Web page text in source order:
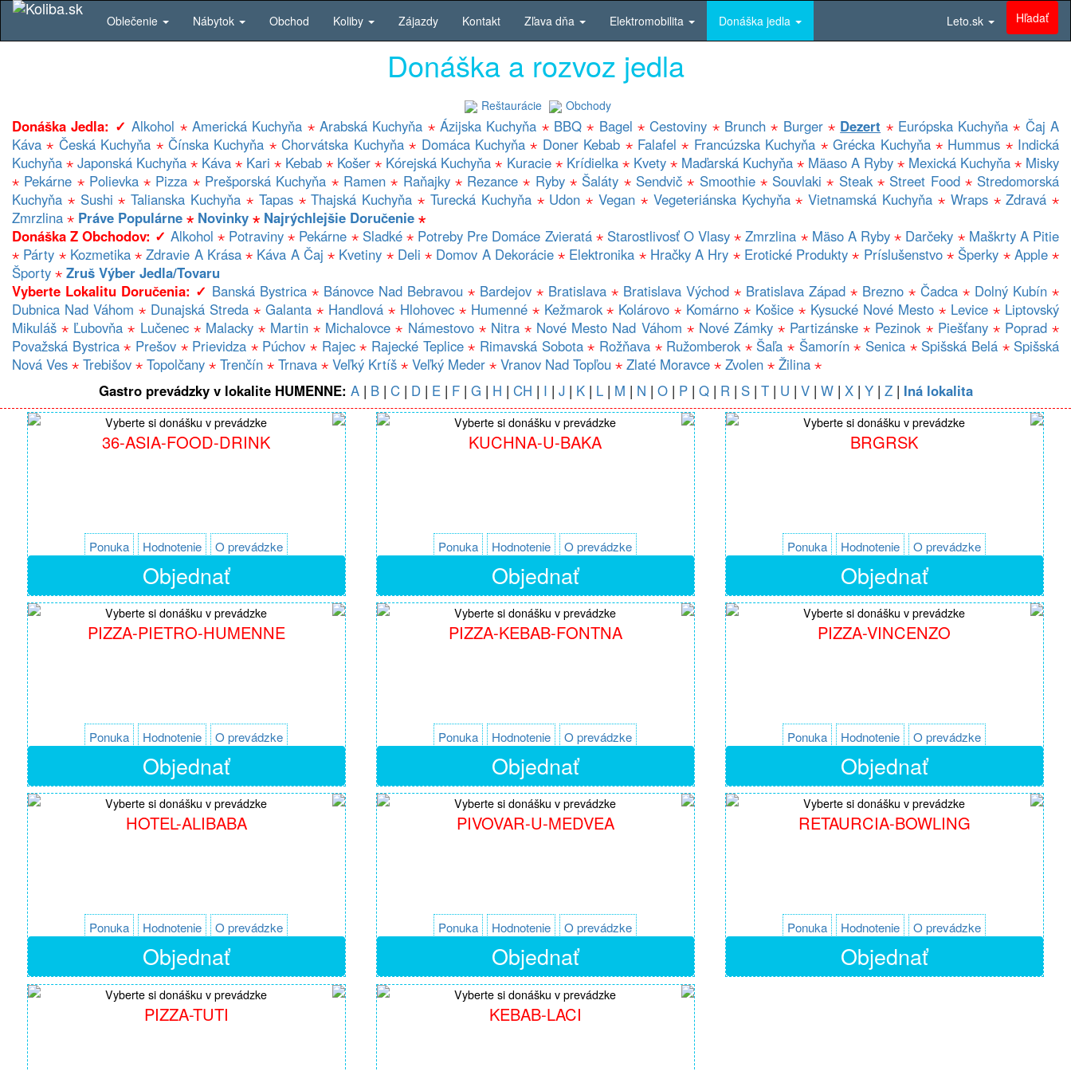
Oblečenie Nábytok Obchod Koliby Zájazdy Kontakt Zľava dňa Elektromobilita Donáška jedla Leto.sk Hľadať
Donáška a rozvoz jedla
Reštaurácie Obchody
Donáška Jedla: ✓Alkohol ⋆ Americká Kuchyňa ⋆ Arabská Kuchyňa ⋆ Ázijska Kuchyňa ⋆ BBQ⋆ Bagel ⋆Cestoviny ⋆ Brunch⋆ Burger⋆ Dezert ⋆ Európska Kuchyňa ⋆ Čaj A
Káva ⋆ Česká Kuchyňa ⋆Čínska Kuchyňa ⋆Chorvátska Kuchyňa⋆ Domáca Kuchyňa ⋆ Doner Kebab ⋆ Falafel ⋆ Francúzska Kuchyňa ⋆Grécka Kuchyňa⋆ Hummus ⋆ Indická
Kuchyňa ⋆Japonská Kuchyňa ⋆ Káva ⋆ Kari ⋆ Kebab ⋆ Košer ⋆ Kórejská Kuchyňa ⋆ Kuracie⋆ Krídielka⋆ Kvety⋆ Maďarská Kuchyňa⋆ Mäaso A Ryby⋆ Mexická Kuchyňa⋆ Misky
⋆ Pekárne ⋆ Polievka⋆ Pizza ⋆ Prešporská Kuchyňa ⋆ Ramen⋆ Raňajky⋆ Rezance ⋆ Ryby⋆ Šaláty ⋆ Sendvič⋆ Smoothie⋆ Souvlaki ⋆ Steak⋆ Street Food⋆ Stredomorská
Kuchyňa ⋆ Sushi ⋆Talianska Kuchyňa ⋆ Tapas⋆Thajská Kuchyňa ⋆ Turecká Kuchyňa⋆ Udon ⋆Vegan ⋆ Vegeteriánska Kychyňa⋆Vietnamská Kuchyňa ⋆ Wraps⋆Zdravá ⋆
Zmrzlina ⋆ Práve Populárne ⋆ Novinky ⋆ Najrýchlejšie Doručenie ⋆
Donáška Z Obchodov: ✓ Alkohol ⋆ Potraviny ⋆ Pekárne ⋆ Sladké⋆ Potreby Pre Domáce Zvieratá⋆ Starostlivosť O Vlasy ⋆Zmrzlina ⋆ Mäso A Ryby ⋆ Darčeky ⋆ Maškrty A Pitie
⋆ Párty ⋆ Kozmetika⋆Zdravie A Krása⋆ Káva A Čaj ⋆ Kvetiny ⋆ Deli ⋆ Domov A Dekorácie⋆ Elektronika ⋆ Hračky A Hry ⋆ Erotické Produkty ⋆ Príslušenstvo⋆ Šperky ⋆ Apple⋆
Športy ⋆ Zruš Výber Jedla/tovaru
Vyberte Lokalitu Doručenia: ✓ Banská Bystrica ⋆ Bánovce Nad Bebravou ⋆ Bardejov ⋆ Bratislava ⋆ Bratislava Východ ⋆ Bratislava Západ ⋆ Brezno ⋆ Čadca ⋆ Dolný Kubín ⋆
Dubnica Nad Váhom ⋆ Dunajská Streda⋆ Galanta⋆ Handlová⋆ Hlohovec⋆ Humenné⋆ Kežmarok⋆ Kolárovo ⋆ Komárno ⋆ Košice ⋆ Kysucké Nové Mesto ⋆ Levice ⋆ Liptovský
Mikuláš ⋆ Ľubovňa ⋆ Lučenec⋆ Malacky⋆ Martin ⋆ Michalovce ⋆ Námestovo⋆ Nitra⋆ Nové Mesto Nad Váhom ⋆ Nové Zámky⋆ Partizánske ⋆ Pezinok⋆ Piešťany⋆ Poprad⋆
Považská Bystrica⋆ Prešov⋆ Prievidza ⋆ Púchov ⋆ Rajec⋆ Rajecké Teplice⋆ Rimavská Sobota⋆ Rožňava⋆ Ružomberok⋆ Šaľa ⋆ Šamorín⋆ Senica ⋆ Spišská Belá⋆ Spišská
Nová Ves ⋆ Trebišov ⋆ Topolčany ⋆ Trenčín ⋆ Trnava ⋆ Veľký Krtíš ⋆ Veľký Meder ⋆ Vranov Nad Topľou ⋆ Zlaté Moravce ⋆ Zvolen ⋆ Žilina ⋆
Gastro prevádzky v lokalite HUMENNE: A| B| C| D| E| F| G | H | CH | I | J| K| L| M | N | O| P| Q| R| S| T| U | V| W| X| Y| Z| Iná lokalita
Vyberte si donášku v prevádzke
36-ASIA-FOOD-DRINK
Ponuka Hodnotenie O prevádzke
Objednať
Vyberte si donášku v prevádzke
KUCHNA-U-BAKA
Ponuka Hodnotenie O prevádzke
Objednať
Vyberte si donášku v prevádzke
BRGRSK
Ponuka Hodnotenie O prevádzke
Objednať
Vyberte si donášku v prevádzke
PIZZA-PIETRO-HUMENNE
Ponuka Hodnotenie O prevádzke
Objednať
Vyberte si donášku v prevádzke
PIZZA-KEBAB-FONTNA
Ponuka Hodnotenie O prevádzke
Objednať
Vyberte si donášku v prevádzke
PIZZA-VINCENZO
Ponuka Hodnotenie O prevádzke
Objednať
Vyberte si donášku v prevádzke
HOTEL-ALIBABA
Ponuka Hodnotenie O prevádzke
Objednať
Vyberte si donášku v prevádzke
PIVOVAR-U-MEDVEA
Ponuka Hodnotenie O prevádzke
Objednať
Vyberte si donášku v prevádzke
RETAURCIA-BOWLING
Ponuka Hodnotenie O prevádzke
Objednať
Vyberte si donášku v prevádzke
PIZZA-TUTI
Vyberte si donášku v prevádzke
KEBAB-LACI